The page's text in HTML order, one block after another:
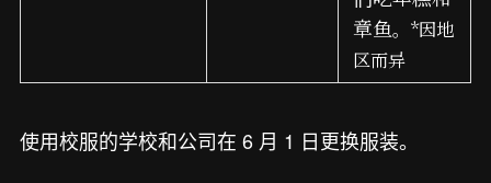
章鱼。 *因地
区而异
使用校服的学校和公司在 6 月 1 日更换服装。